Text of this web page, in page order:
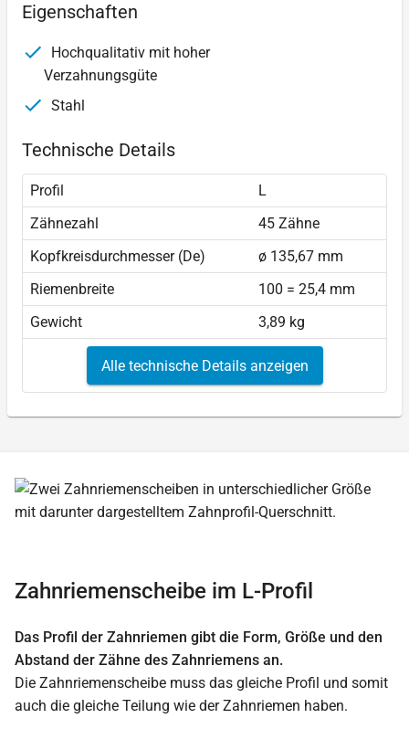
Eigenschaften
Hochqualitativ mit hoher
Verzahnungsgüte
Stahl
Technische Details
Profil
L
Zähnezahl
45 Zähne
Kopfkreisdurchmesser (De)
ø 135,67 mm
Riemenbreite
100 = 25,4 mm
Gewicht
3,89 kg
Alle technische Details anzeigen
Zahnriemenscheibe im L-Profil
Das Profil der Zahnriemen gibt die Form, Größe und den
Abstand der Zähne des Zahnriemens an.
Die Zahnriemenscheibe muss das gleiche Profil und somit
auch die gleiche Teilung wie der Zahnriemen haben.